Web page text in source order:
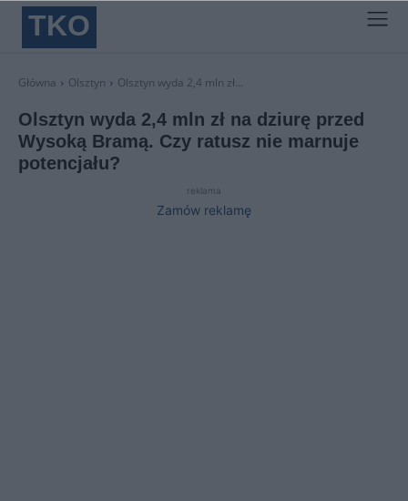
TKO
Główna Olsztyn Olsztyn wyda 2,4 mln zł...
Olsztyn wyda 2,4 mln zł na dziurę przed
Wysoką Bramą. Czy ratusz nie marnuje
potencjału?
reklama
Zamów reklamę